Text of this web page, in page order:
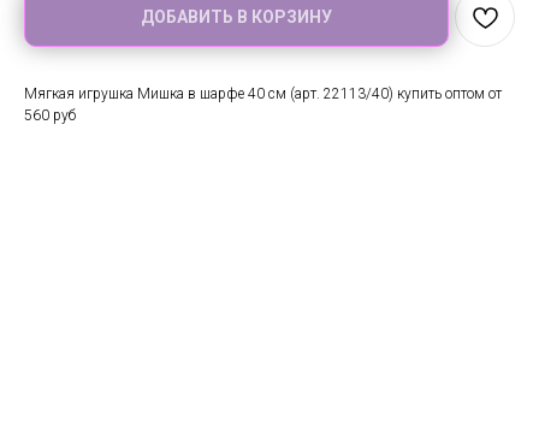
ДОБАВИТЬ В КОРЗИНУ
Мягкая игрушка Мишка в шарфе 40 см (арт. 22113/40) купить оптом от
560 руб